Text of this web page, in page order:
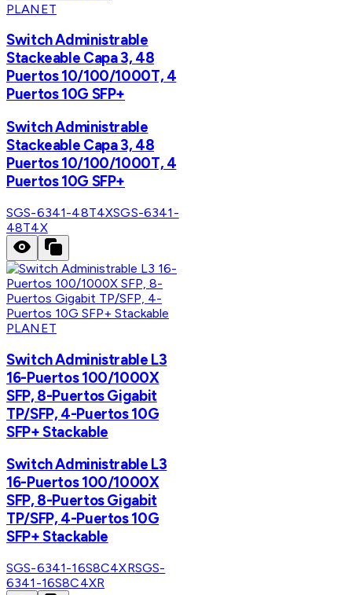
PLANET
Switch Administrable
Stackeable Capa 3, 48
Puertos 10/100/1000T, 4
Puertos 10G SFP+
Switch Administrable
Stackeable Capa 3, 48
Puertos 10/100/1000T, 4
Puertos 10G SFP+
SGS-6341-48T4XSGS-6341-
48T4X
PLANET
Switch Administrable L3
16-Puertos 100/1000X
SFP, 8-Puertos Gigabit
TP/SFP, 4-Puertos 10G
SFP+ Stackable
Switch Administrable L3
16-Puertos 100/1000X
SFP, 8-Puertos Gigabit
TP/SFP, 4-Puertos 10G
SFP+ Stackable
SGS-6341-16S8C4XRSGS-
6341-16S8C4XR